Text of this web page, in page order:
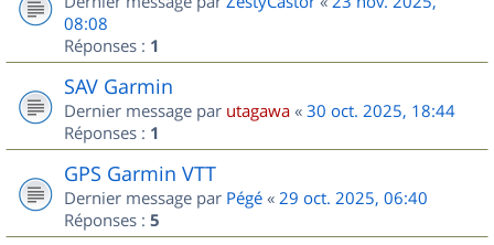
08:08
Réponses : 1
SAV Garmin
Dernier message par utagawa « 30 oct. 2025, 18:44
Réponses : 1
GPS Garmin VTT
Dernier message par Pégé « 29 oct. 2025, 06:40
Réponses : 5